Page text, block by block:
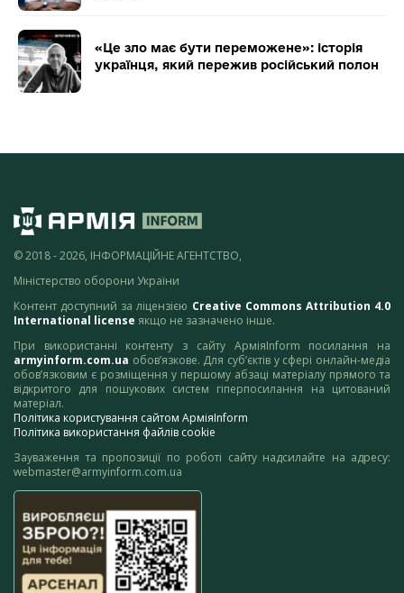
«Це зло має бути переможене»: історія
українця, який пережив російський полон
© 2018 - 2026, ІНФОРМАЦІЙНЕ АГЕНТСТВО,
Міністерство оборони України
Контент доступний за ліцензією Creative Commons Attribution 4.0
International license якщо не зазначено інше.
При використанні контенту з сайту АрміяInform посилання на
armyinform.com.ua обов’язкове. Для суб’єктів у сфері онлайн-медіа
обов’язковим є розміщення у першому абзаці матеріалу прямого та
відкритого для пошукових систем гіперпосилання на цитований
матеріал.
Політика користування сайтом АрміяInform
Політика використання файлів cookie
Зауваження та пропозиції по роботі сайту надсилайте на адресу:
webmaster@armyinform.com.ua